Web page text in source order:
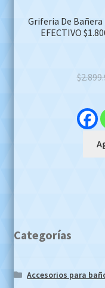
Griferia De Bañera
EFECTIVO
$
Categorías
Accesorios para